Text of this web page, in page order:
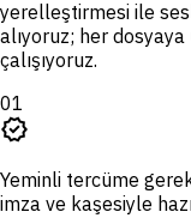
yerelleştirmesi ile
alıyoruz; her
çalışıyoruz.
01
verified
Yeminli tercüme
imza ve kaşesiyle